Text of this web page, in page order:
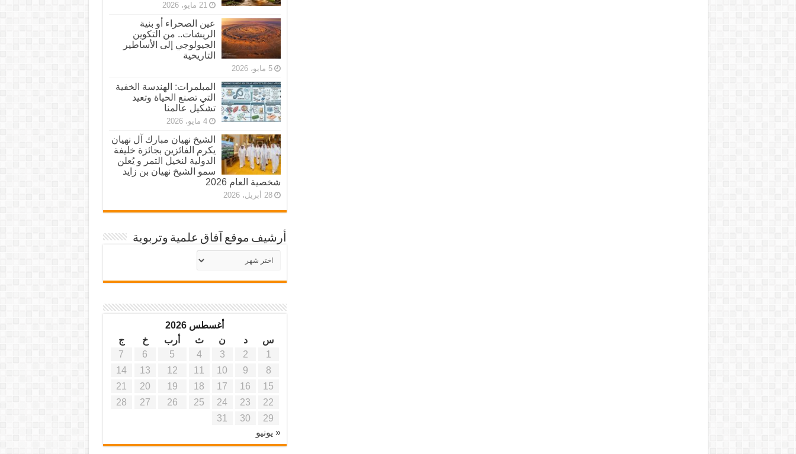
21 مايو، 2026
عين الصحراء أو بنية
الريشات.. من التكوين
الجيولوجي إلى الأساطير
التاريخية
5 مايو، 2026
المبلمرات: الهندسة الخفية
التي تصنع الحياة وتعيد
تشكيل عالمنا
4 مايو، 2026
الشيخ نهيان مبارك آل نهيان
يكرم الفائزين بجائزة خليفة
الدولية لنخيل التمر و يُعلن
سمو الشيخ نهيان بن زايد
شخصية العام 2026
28 أبريل، 2026
أرشيف موقع آفاق علمية وتربوية
أرشيف
موقع
أغسطس 2026
س
د ن ث أرب خ
ج
1
2
3
4
5
6
7
8
9
10
11
12
13
14
15
16
17
18
19
20
21
22
23
24
25
26
27
28
29
30
31
« يونيو